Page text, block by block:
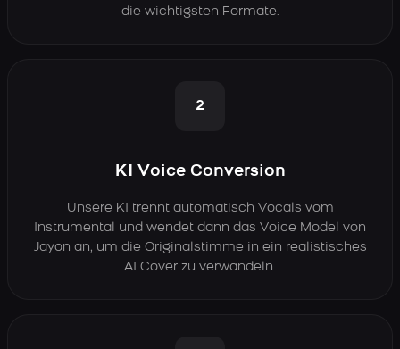
die wichtigsten Formate.
2
KI Voice Conversion
Unsere KI trennt automatisch Vocals vom
Instrumental und wendet dann das Voice Model von
Jayon an, um die Originalstimme in ein realistisches
AI Cover zu verwandeln.